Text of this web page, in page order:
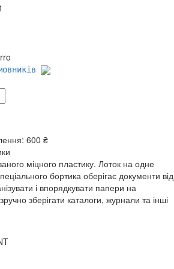
600 ₴
міцного пластику. Лоток на одне
бортика оберігає документи від
і впорядкувати папери на
зберігати каталоги, журнали та інші